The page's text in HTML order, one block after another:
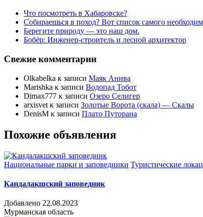
Что посмотреть в Хабаровске?
Собираешься в поход? Вот список самого
Берегите природу — это наш дом.
Бобёр: Инженер-строитель и лесной архитектор
Свежие комментарии
Olkabelka к записи Маяк Анива
Marishka к записи Водопад Тобот
Dimax777 к записи Озеро Селигер
arxisvet к записи Золотые Ворота (скала) — Скалы
DenisM к записи Плато Путорана
Похожие объявления
Национальные парки и заповедники Туристические
Кандалакшский заповедник
Добавлено 22.08.2023
Мурманская область